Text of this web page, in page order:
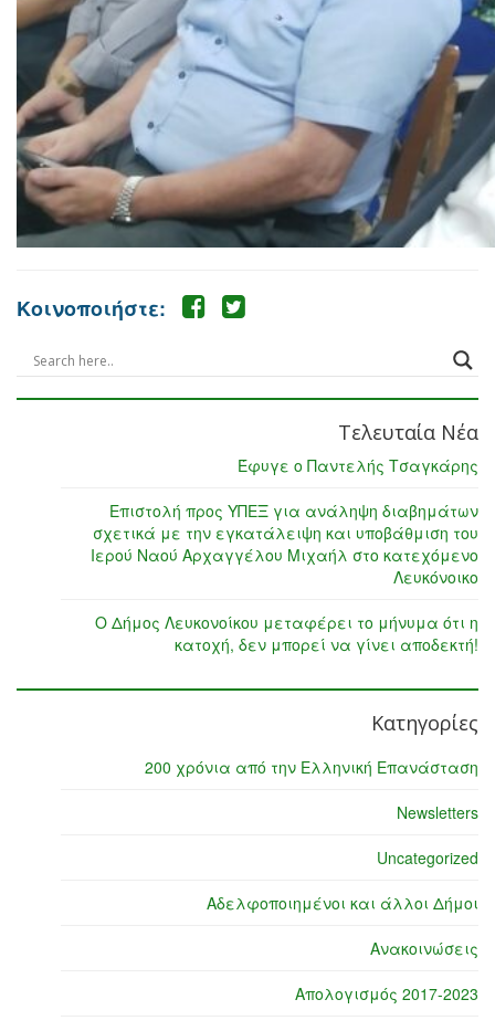
Κοινοποιήστε:
Τελευταία Νέα
Έφυγε ο Παντελής Τσαγκάρης
Επιστολή προς ΥΠΕΞ για ανάληψη διαβημάτων
σχετικά με την εγκατάλειψη και υποβάθμιση του
Ιερού Ναού Αρχαγγέλου Μιχαήλ στο κατεχόμενο
Λευκόνοικο
Ο Δήμος Λευκονοίκου μεταφέρει το μήνυμα ότι η
κατοχή, δεν μπορεί να γίνει αποδεκτή!
Κατηγορίες
200 χρόνια από την Ελληνική Επανάσταση
Newsletters
Uncategorized
Αδελφοποιημένοι και άλλοι Δήμοι
Ανακοινώσεις
Απολογισμός 2017-2023